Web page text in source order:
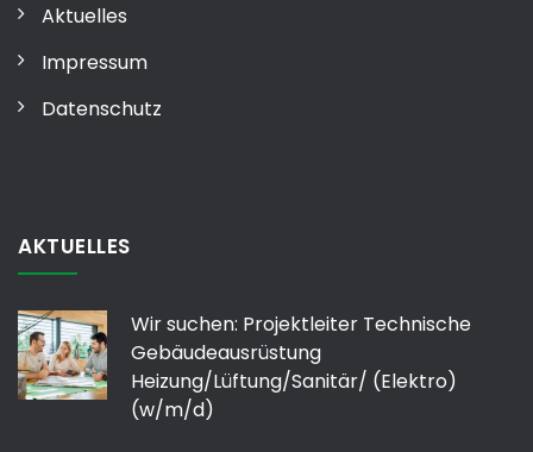
Aktuelles
Impressum
Datenschutz
AKTUELLES
Wir suchen: Projektleiter Technische
Gebäudeausrüstung
Heizung/Lüftung/Sanitär/ (Elektro)
(w/m/d)